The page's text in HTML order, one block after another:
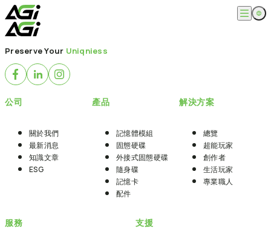
跳
至
主
要
容
English
繁體中文
關於我們
最新消息
產品
隨身碟
記憶卡
配件
創作者
生活玩家
專業職人
相容性查詢
下載專區
常見問題
支援
售後服務
Preserve Your Uniqniess
公司
關於我們
最新消息
知識文章
ESG
產品
記憶體模組
固態硬碟
外接式固態硬碟
隨身碟
記憶卡
配件
解決方案
總覽
超能玩家
創作者
生活玩家
專業職人
服務 支援